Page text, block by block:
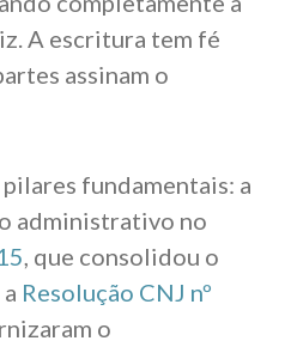
A escritura tem fé
assinam o
fundamentais: a
administrativo no
, que consolidou o
Resolução CNJ nº
o